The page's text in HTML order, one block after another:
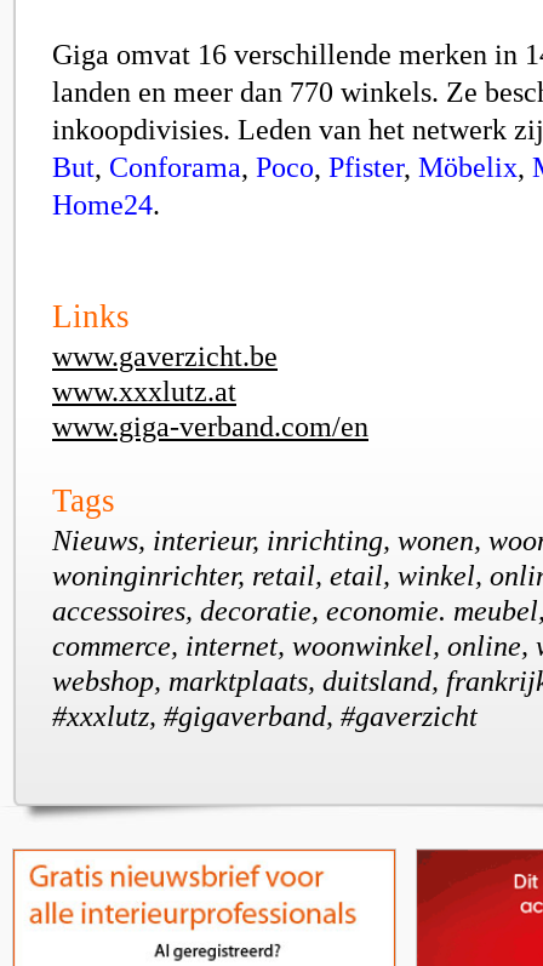
Giga omvat 16 verschillende merken in
landen en meer dan 770 winkels. Ze
inkoopdivisies. Leden van het netwerk
But, Conforama, Poco, Pfister, Möbelix,
Home24.
Links
www.gaverzicht.be
www.xxxlutz.at
www.giga-verband.com/en
Tags
Nieuws, interieur, inrichting, wonen,
woninginrichter, retail, etail, winkel,
accessoires, decoratie, economie.
commerce, internet, woonwinkel, online,
webshop, marktplaats, duitsland,
#xxxlutz, #gigaverband, #gaverzicht